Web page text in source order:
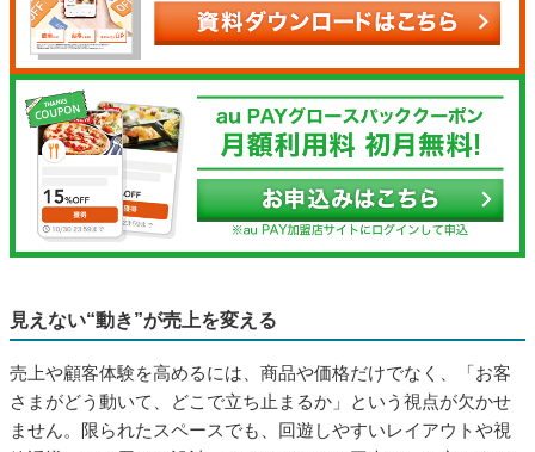
的に合わせて柔軟に活用できます。月額利用料は550円（税
込）、クーポンが利用されるごとにかかる費用は1回22円（税
込）と、コスト面でも導入しやすいのが特長。コスト面でも導
入しやすいのが特長。「次回500円オフ」や「特定曜日限定の割
引」などの特典を取り入れることで、次回の来店につなげるこ
とができるでしょう。